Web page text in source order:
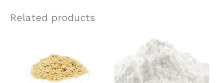
Related products